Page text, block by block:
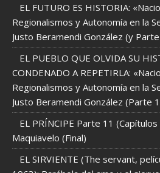
EL FUTURO ES HISTORIA:
Regionalismos y Autonomía en la
Justo Beramendi González (y
EL PUEBLO QUE OLVIDA SU
CONDENADO A REPETIRLA:
Regionalismos y Autonomía en la
Justo Beramendi González (Parte
EL PRÍNCIPE Parte 11 (Capítulos
Maquiavelo (Final)
EL SIRVIENTE (The servant,